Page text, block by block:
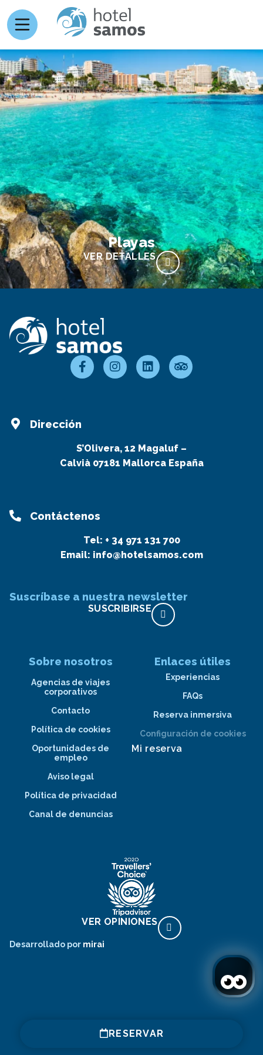
RESERVAR
Playas
VER DETALLES
Dirección
S’Olivera, 12 Magaluf –
Calvià 07181 Mallorca España
Contáctenos
Tel: + 34 971 131 700
Email: info@hotelsamos.com
Suscríbase a nuestra newsletter
SUSCRIBIRSE
Sobre nosotros
Agencias de viajes
corporativos
Contacto
Política de cookies
Oportunidades de
empleo
Aviso legal
Política de privacidad
Canal de denuncias
Enlaces útiles
Experiencias
FAQs
Reserva inmersiva
Configuración de cookies
Mi reserva
VER OPINIONES
Desarrollado por mirai